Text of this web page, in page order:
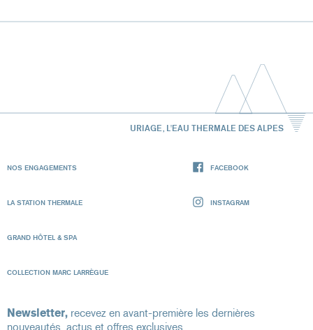
URIAGE, L'EAU THERMALE DES ALPES
NOS ENGAGEMENTS
LA STATION THERMALE
GRAND HÔTEL & SPA
COLLECTION MARC LARRÈGUE
FACEBOOK
INSTAGRAM
Newsletter, recevez en avant-première les dernières
nouveautés, actus et offres exclusives.